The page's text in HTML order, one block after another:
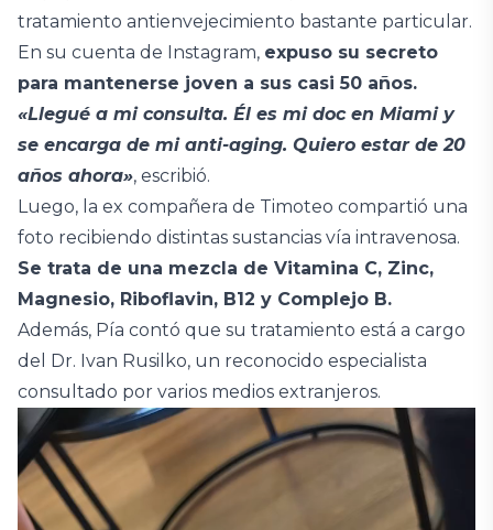
tratamiento antienvejecimiento bastante particular.
En su cuenta de Instagram, expuso su secreto
para mantenerse joven a sus casi 50 años.
«Llegué a mi consulta. Él es mi doc en Miami y
se encarga de mi anti-aging. Quiero estar de 20
años ahora», escribió.
Luego, la ex compañera de Timoteo compartió una
foto recibiendo distintas sustancias vía intravenosa.
Se trata de una mezcla de Vitamina C, Zinc,
Magnesio, Riboflavin, B12 y Complejo B.
Además, Pía contó que su tratamiento está a cargo
del Dr. Ivan Rusilko, un reconocido especialista
consultado por varios medios extranjeros.